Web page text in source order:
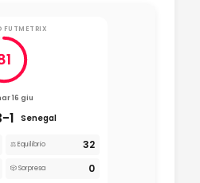
FUTMETRIX
16 giu
1 Senegal
⚖️ Equilibrio 32
🎲 Sorpresa 0